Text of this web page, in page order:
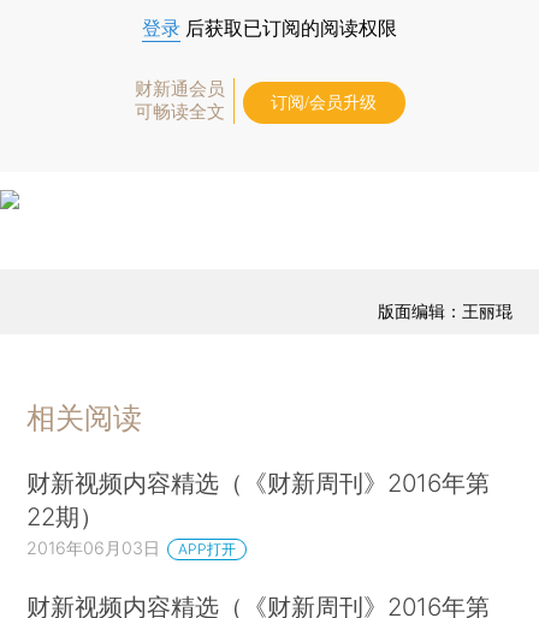
登录 后获取已订阅的阅读权限
财新通会员
可畅读全文
订阅/会员升级
版面编辑：王丽琨
相关阅读
财新视频内容精选（《财新周刊》2016年第
22期）
2016年06月03日 APP打开
财新视频内容精选（《财新周刊》2016年第